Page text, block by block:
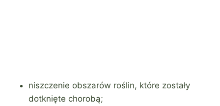
niszczenie obszarów roślin, które zostały
dotknięte chorobą;